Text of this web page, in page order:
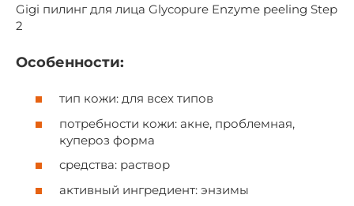
Gigi пилинг для лица Glycopure Enzyme peeling Step
2
Особенности:
тип кожи: для всех типов
потребности кожи: акне, проблемная,
купероз форма
средства: раствор
активный ингредиент: энзимы